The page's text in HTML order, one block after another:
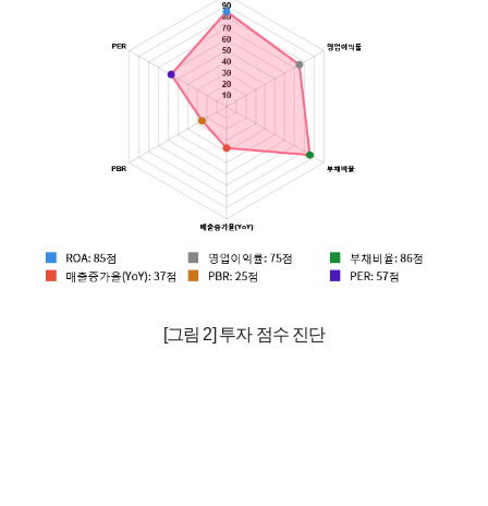
[그림 2] 투자 점수 진단